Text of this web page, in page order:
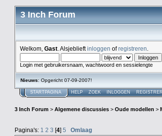
3 Inch Forum
Welkom, Gast . Alsjeblieftinloggen ofregistreren
Login met gebruikersnaam, wachtwoord en sessielengte
Nieuws: Opgericht 07-09-2007!
STARTPAGINA HELP ZOEK INLOGGEN
3 Inch Forum > Algemene discussies > Oude modellen >
Pagina's: 1 2 3 [4] 5 Omlaag